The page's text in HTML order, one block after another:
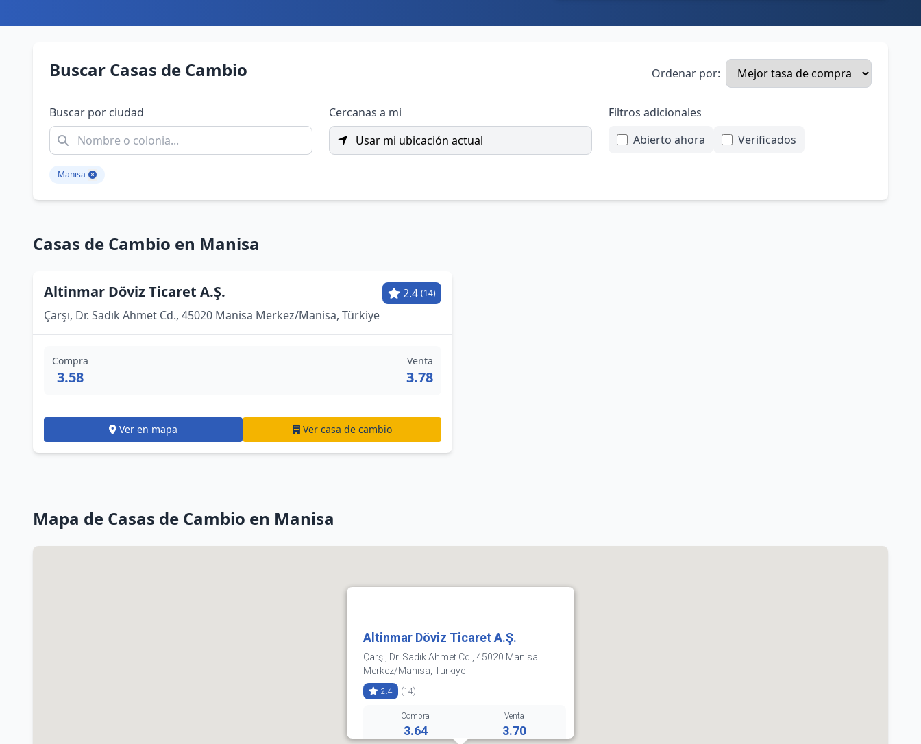
Buscar Casas de Cambio Ordenar por:
Buscar por ciudad
Cercanas a mi
Usar mi ubicación actual
Filtros adicionales
Abierto ahora
Verificados
Manisa
Casas de Cambio en Manisa
Altinmar Döviz Ticaret A.Ş. 2.4 (14)
Çarşı, Dr. Sadık Ahmet Cd., 45020 Manisa Merkez/Manisa, Türkiye
Compra
3.58
Venta
3.78
Ver en mapa Ver casa de cambio
Mapa de Casas de Cambio en Manisa
Altinmar Döviz Ticaret A.Ş.
Çarşı, Dr. Sadık Ahmet Cd., 45020 Manisa
Merkez/Manisa, Türkiye
2.4 (14)
Compra
3.64
Venta
3.70